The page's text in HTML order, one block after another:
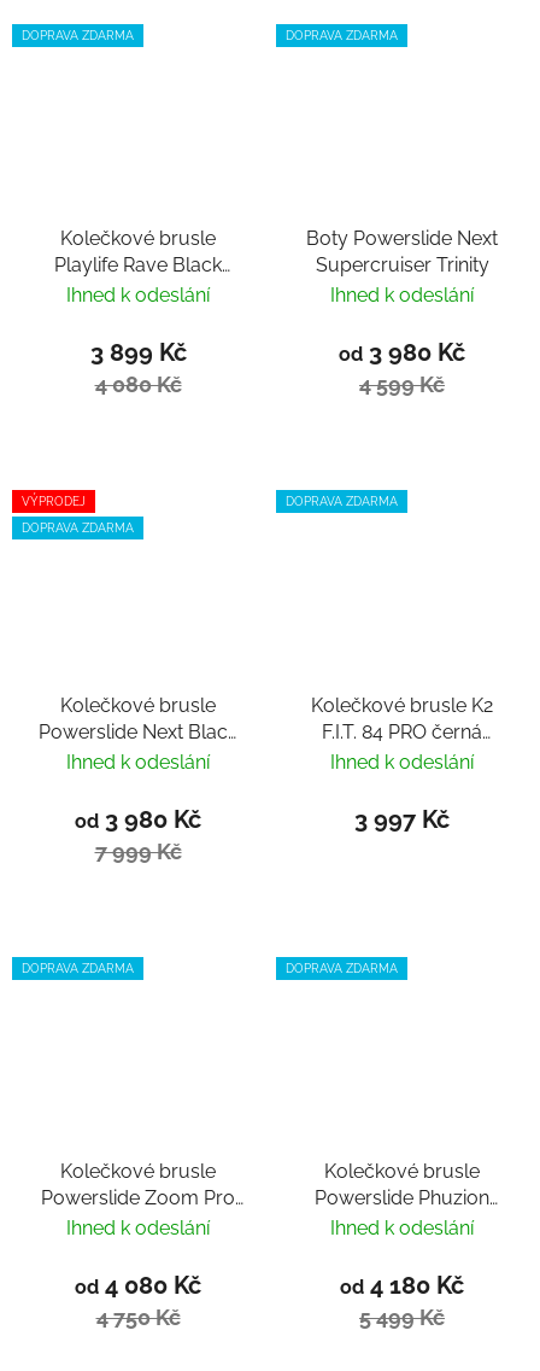
DOPRAVA ZDARMA
Kolečkové brusle
Playlife Rave Black
Trinity 80
Ihned k odeslání
3 899 Kč
4 080 Kč
DOPRAVA ZDARMA
Boty Powerslide Next
Supercruiser Trinity
Ihned k odeslání
od 3 980 Kč
4 599 Kč
VÝPRODEJ
DOPRAVA ZDARMA
Kolečkové brusle
Powerslide Next Black
Red 110 Trinity
Ihned k odeslání
od 3 980 Kč
7 999 Kč
DOPRAVA ZDARMA
Kolečkové brusle K2
F.I.T. 84 PRO černá
červená
Ihned k odeslání
3 997 Kč
DOPRAVA ZDARMA
Kolečkové brusle
Powerslide Zoom Pro
100 Black Mint Trinity
Ihned k odeslání
od 4 080 Kč
4 750 Kč
DOPRAVA ZDARMA
Kolečkové brusle
Powerslide Phuzion
Argon Scarlet 100
Ihned k odeslání
od 4 180 Kč
5 499 Kč